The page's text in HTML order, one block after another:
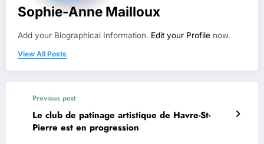
Sophie-Anne Mailloux
Add your Biographical Information. Edit your Profile now.
View All Posts
Previous post
Le club de patinage artistique de Havre-St-
Pierre est en progression